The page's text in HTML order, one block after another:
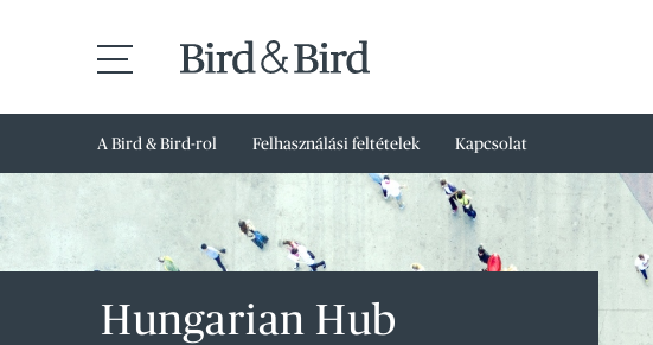
A Bird & Bird-rol Felhasználási feltételek Kapcsolat
Hungarian Hub